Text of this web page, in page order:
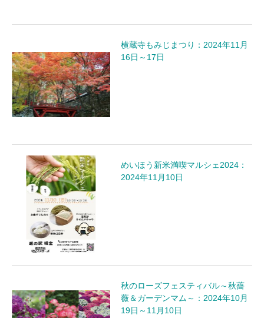
横蔵寺もみじまつり：2024年11月
16日～17日
めいほう新米満喫マルシェ2024：
2024年11月10日
秋のローズフェスティバル～秋薔
薇＆ガーデンマム～：2024年10月
19日～11月10日